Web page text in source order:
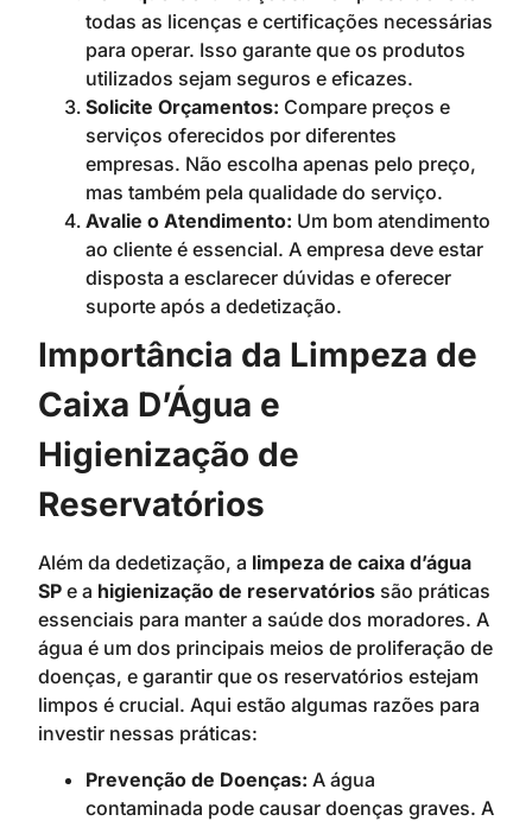
todas as licenças e certificações necessárias
para operar. Isso garante que os produtos
utilizados sejam seguros e eficazes.
Solicite Orçamentos: Compare preços e
serviços oferecidos por diferentes
empresas. Não escolha apenas pelo preço,
mas também pela qualidade do serviço.
Avalie o Atendimento: Um bom atendimento
ao cliente é essencial. A empresa deve estar
disposta a esclarecer dúvidas e oferecer
suporte após a dedetização.
Importância da Limpeza de
Caixa D’Água e
Higienização de
Reservatórios
Além da dedetização, a limpeza de caixa d’água
SP e a higienização de reservatórios são práticas
essenciais para manter a saúde dos moradores. A
água é um dos principais meios de proliferação de
doenças, e garantir que os reservatórios estejam
limpos é crucial. Aqui estão algumas razões para
investir nessas práticas:
Prevenção de Doenças: A água
contaminada pode causar doenças graves. A